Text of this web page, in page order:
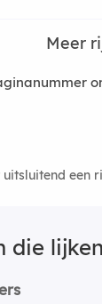
Meer
uitsluitend een
die